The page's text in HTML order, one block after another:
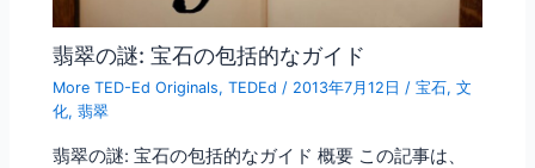
翡翠の謎: 宝石の包括的なガイド
More TED-Ed Originals,TEDEd / 2013年7月12日/宝石,文
化,翡翠
翡翠の謎: 宝石の包括的なガイド 概要 この記事は、